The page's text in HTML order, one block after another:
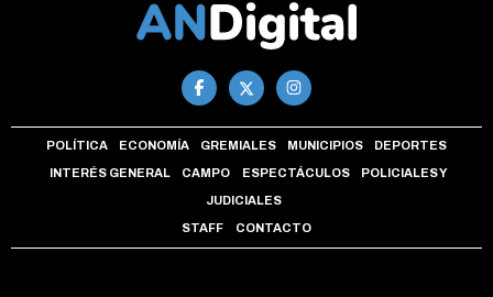
POLÍTICA ECONOMÍA GREMIALES MUNICIPIOS DEPORTES
INTERÉS GENERAL CAMPO ESPECTÁCULOS POLICIALES Y
JUDICIALES
STAFF CONTACTO